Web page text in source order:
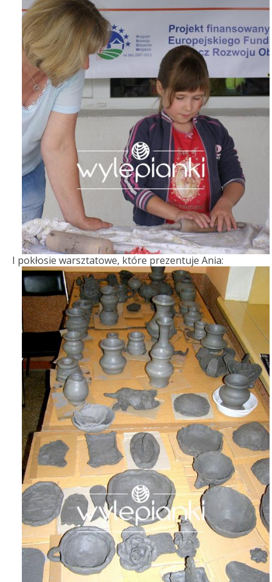
I pokłosie warsztatowe, które prezentuje Ania: